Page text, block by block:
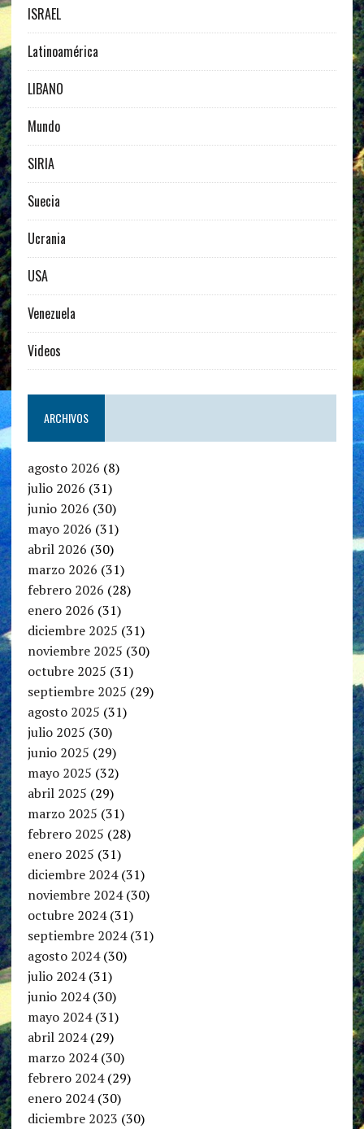
ISRAEL
Latinoamérica
LIBANO
Mundo
SIRIA
Suecia
Ucrania
USA
Venezuela
Videos
ARCHIVOS
agosto 2026 (8)
julio 2026 (31)
junio 2026 (30)
mayo 2026 (31)
abril 2026 (30)
marzo 2026 (31)
febrero 2026 (28)
enero 2026 (31)
diciembre 2025 (31)
noviembre 2025 (30)
octubre 2025 (31)
septiembre 2025 (29)
agosto 2025 (31)
julio 2025 (30)
junio 2025 (29)
mayo 2025 (32)
abril 2025 (29)
marzo 2025 (31)
febrero 2025 (28)
enero 2025 (31)
diciembre 2024(31)
noviembre 2024(30)
octubre 2024(31)
septiembre 2024(31)
agosto 2024(30)
julio 2024(31)
junio 2024(30)
mayo 2024(31)
abril 2024(29)
marzo 2024(30)
febrero 2024(29)
enero 2024(30)
diciembre 2023 (30)